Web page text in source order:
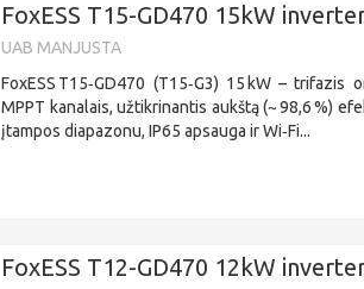
FoxESS T15-GD470 15kW
UAB MANJUSTA
FoxESS T15‑GD470 (T15‑G3) 15 kW – trifazis
MPPT kanalais, užtikrinantis aukštą (~ 98,6 %)
įtampos diapazonu, IP65 apsauga ir Wi‑Fi...
FoxESS T12-GD470 12kW